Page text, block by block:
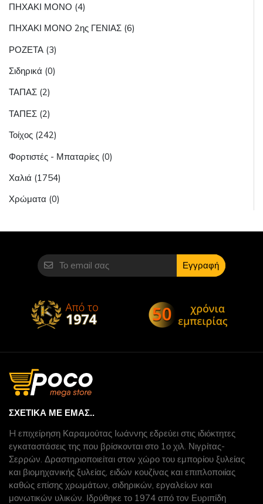
ΠΗΧΑΚΙ ΜΟΝΟ (4)
ΠΗΧΑΚΙ ΜΟΝΟ 2ης ΓΕΝΙΑΣ (6)
ΡΟΖΕΤΑ (3)
Σιδηρικά (0)
ΤΑΠΑΣ (2)
ΤΑΠΕΣ (2)
Τοίχος (242)
Φορτιστές - Μπαταρίες (0)
Χαλιά (1754)
Χρώματα (0)
Εγγραφή
ΣΧΕΤΙΚΆ ΜΕ ΕΜΆΣ..
H επιχείρηση Καραμούτας Ιωάννης εδρεύει στις ιδιόκτητες
εγκαταστάσεις της που βρίσκονται στο 1ο χιλ. Νιγρίτας-
Σερρών. Δραστηριοποιείται στον χώρο του εμπορίου ξυλείας
και βιομηχανικής ξυλείας, ειδών κουζίνας και επιπλοποιίας
καθώς επίσης χρωμάτων, σιδηρικών, εργαλείων και
μονωτικών υλικών. Ιδρύθηκε το 1974 από τον Ευριπίδη